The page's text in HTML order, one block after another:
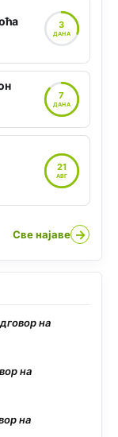
3
ДАНА
7
ДАНА
21
АВГ
Све најаве →
на
на
на